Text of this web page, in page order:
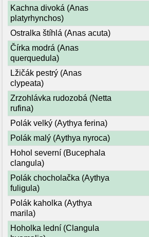
Kachna divoká (Anas
platyrhynchos)
Ostralka štíhlá (Anas acuta)
Čírka modrá (Anas
querquedula)
Lžičák pestrý (Anas
clypeata)
Zrzohlávka rudozobá (Netta
rufina)
Polák velký (Aythya ferina)
Polák malý (Aythya nyroca)
Hohol severní (Bucephala
clangula)
Polák chocholačka (Aythya
fuligula)
Polák kaholka (Aythya
marila)
Hoholka lední (Clangula